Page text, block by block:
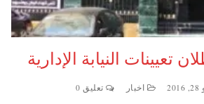
تعيينات النيابة الإدارية
اخبار تعليق 0